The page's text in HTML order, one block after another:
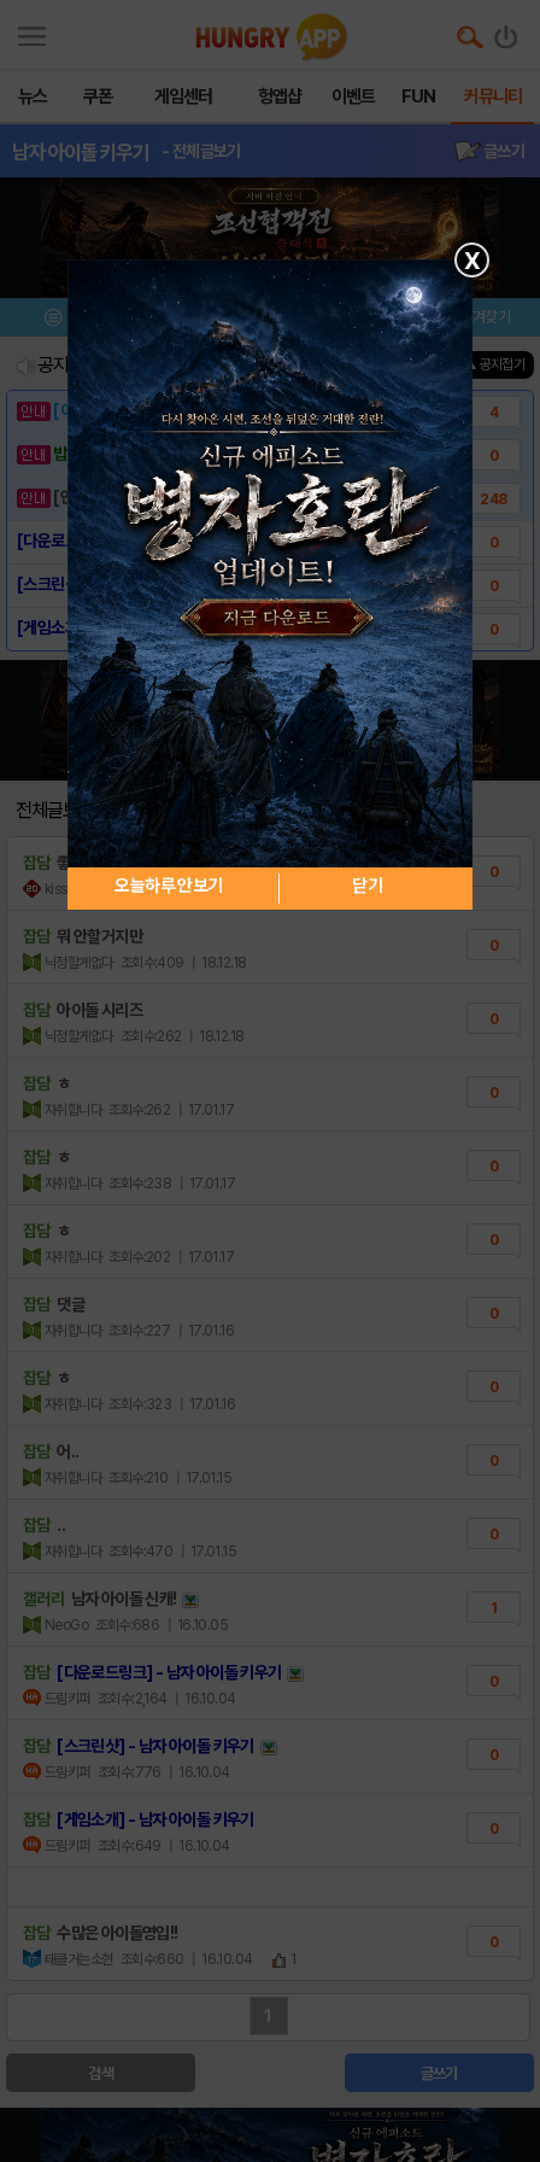
뉴스 쿠폰 게임센터 헝앱샵 이벤트 FUN 커뮤니티
남자아이돌키우기 - 전체글보기 글쓰기
메뉴 이벤트/미션 설치/평가 즐겨찾기
공지사항 진행중인 이벤트0건 ▲ 공지접기
[이벤트] 웃음으로 매일매일 해피! 유머 게시.. 4
밥알이의 헝앱통신 ⑲ “밥알이, 드디어 멀티를.. 0
[안내] 헝그리앱 필수 상식! 밥알 획득 안내.. 248
[다운로드링크] - 남자 아이돌 키우기 0
[스크린샷] - 남자 아이돌 키우기 0
[게임소개] - 남자 아이돌 키우기 0
전체글보기
잡담 좋은하루되세요~
kissbet 조회수:63 | 23.03.07
0
잡담 뭐 안할거지만
닉정할게없다 조회수:409 | 18.12.18
0
잡담 아이돌 시리즈
닉정할게없다 조회수:262 | 18.12.18
0
잡담 ㅎ
자취합니다 조회수:262 | 17.01.17
0
잡담 ㅎ
자취합니다 조회수:238 | 17.01.17
0
잡담 ㅎ
자취합니다 조회수:202 | 17.01.17
0
잡담 댓글
자취합니다 조회수:227 | 17.01.16
0
잡담 ㅎ
자취합니다 조회수:323 | 17.01.16
0
잡담 어..
자취합니다 조회수:210 | 17.01.15
0
잡담 ..
자취합니다 조회수:470 | 17.01.15
0
갤러리 남자 아이돌 신캐!
NeoGo 조회수:686 | 16.10.05
1
잡담 [다운로드링크] - 남자 아이돌 키우기
드림키퍼 조회수:2,164 | 16.10.04
0
잡담 [스크린샷] - 남자 아이돌 키우기
드림키퍼 조회수:776 | 16.10.04
0
잡담 [게임소개] - 남자 아이돌 키우기
드림키퍼 조회수:649 | 16.10.04
0
잡담 수많은 아이돌영입!!
태클거는소현 조회수:660 | 16.10.04 1
0
1
검색 글쓰기
X
오늘하루 안보기 닫기